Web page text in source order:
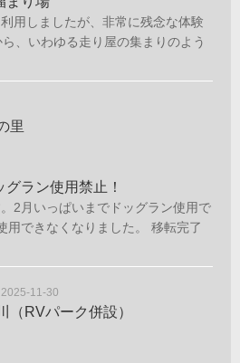
用しましたが、非常に残念な体験
、いわゆる走り屋の集まりのよう
里
ラン使用禁止！
2月いっぱいまでドッグラン使用で
用できなくなりました。 移転完了
2025-11-30
（RVパーク併設）